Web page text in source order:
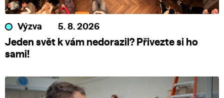
Výzva 5. 8. 2026
Jeden svět k vám nedorazil? Přivezte si ho
sami!